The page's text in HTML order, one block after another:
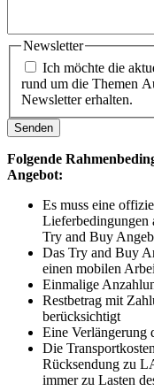
Newsletter
Ich möchte die
rund um die Themen
Newsletter erhalten.
Senden
Folgende
Angebot:
Es muss eine
Lieferbedingungen
Try and Buy
Das Try and Buy
einen mobilen
Einmalige
Restbetrag mit
berücksichtigt
Eine Verlängerung
Die
Rücksendung zu
immer zu Lasten